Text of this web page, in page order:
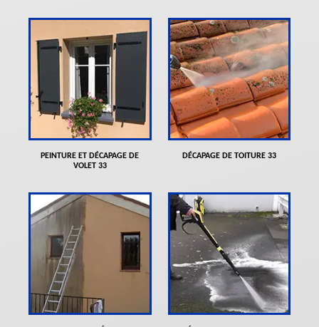
PEINTURE ET DÉCAPAGE DE
VOLET 33
DÉCAPAGE DE TOITURE 33